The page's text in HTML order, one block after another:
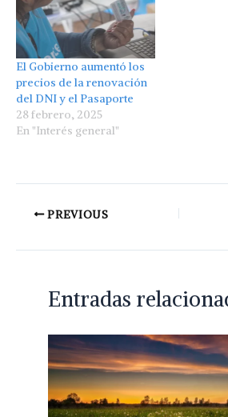
El Gobierno aumentó los
precios de la renovación
del DNI y el Pasaporte
28 febrero, 2025
En "Interés general"
PREVIOUS
Entradas